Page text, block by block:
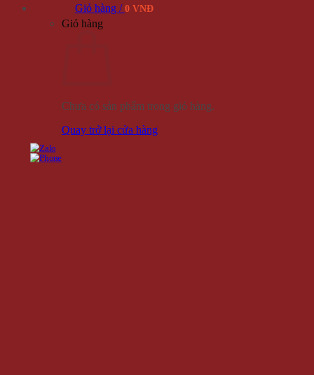
Giỏ hàng / 0 VNĐ
Giỏ hàng
Chưa có sản phẩm trong giỏ hàng.
Quay trở lại cửa hàng